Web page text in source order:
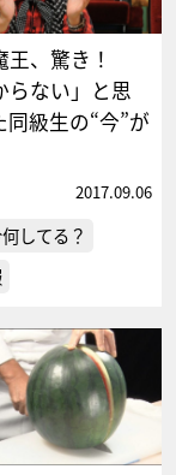
王、驚き！
らない」と思
同級生の“今”が
2017.09.06
してる？